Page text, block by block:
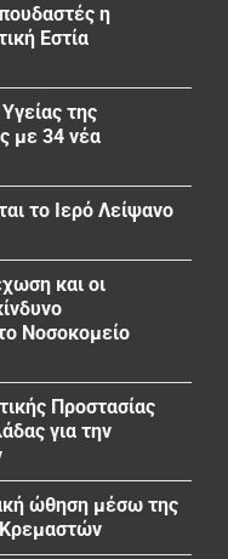
η
Εστία
της
με 34 νέα
το Ιερό Λείψανο
και οι
Νοσοκομείο
Προστασίας
για την
ώθηση μέσω της